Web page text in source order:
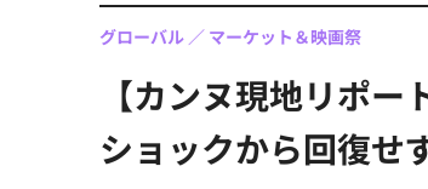
【カンヌ現地リポ
ショックから回復せ
グローバル マーケット＆映画祭